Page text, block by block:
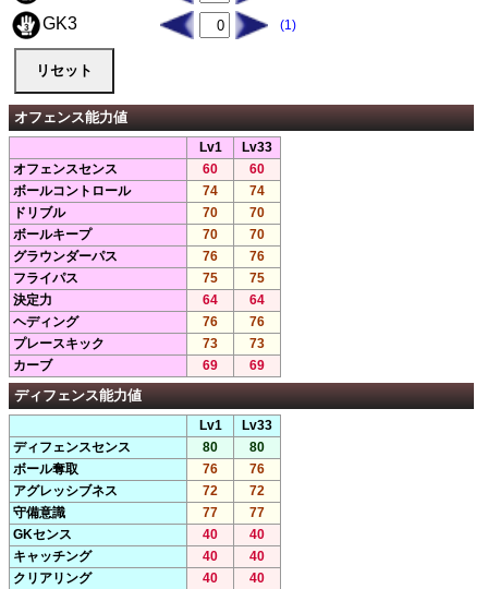
GK3 (1)
オフェンス能力値
Lv1
Lv33
オフェンスセンス
60
60
ボールコントロール
74
74
ドリブル
70
70
ボールキープ
70
70
グラウンダーパス
76
76
フライパス
75
75
決定力
64
64
ヘディング
76
76
プレースキック
73
73
カーブ
69 69
ディフェンス能力値
Lv1
Lv33
ディフェンスセンス
80
80
ボール奪取
76
76
アグレッシブネス
72
72
守備意識
77
77
GKセンス
40
40
キャッチング
40
40
クリアリング
40 40